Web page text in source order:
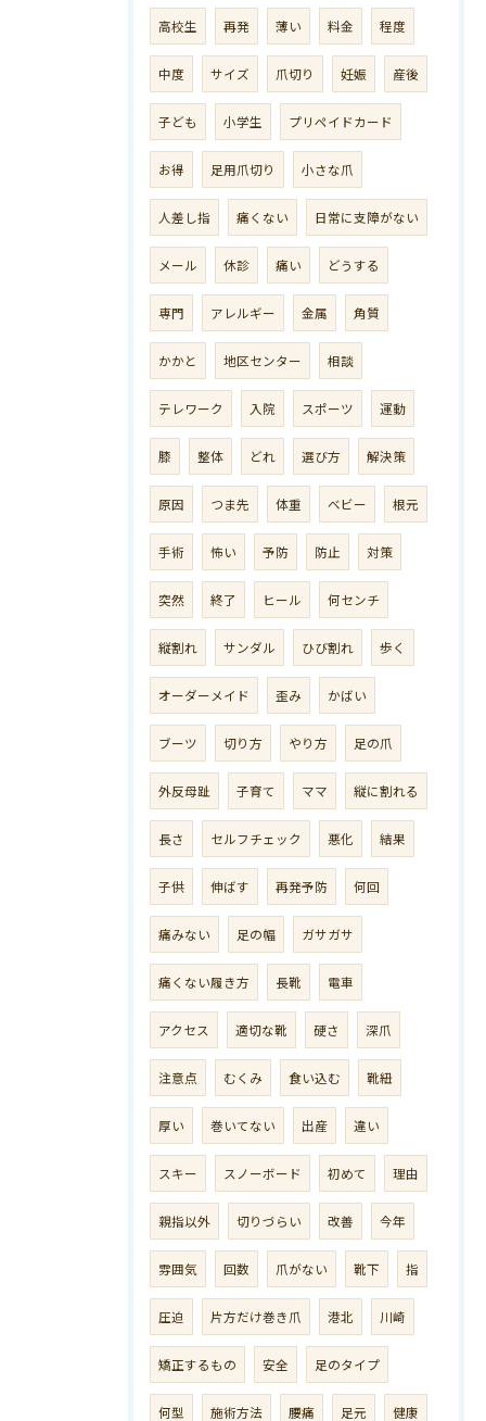
高校生 再発 薄い 料金 程度
中度 サイズ 爪切り 妊娠 産後
子ども 小学生 プリペイドカード
お得 足用爪切り 小さな爪
人差し指 痛くない 日常に支障がない
メール 休診 痛い どうする
専門 アレルギー 金属 角質
かかと 地区センター 相談
テレワーク 入院 スポーツ 運動
膝 整体 どれ 選び方 解決策
原因 つま先 体重 ベビー 根元
手術 怖い 予防 防止 対策
突然 終了 ヒール 何センチ
縦割れ サンダル ひび割れ 歩く
オーダーメイド 歪み かばい
ブーツ 切り方 やり方 足の爪
外反母趾 子育て ママ 縦に割れる
長さ セルフチェック 悪化 結果
子供 伸ばす 再発予防 何回
痛みない 足の幅 ガサガサ
痛くない履き方 長靴 電車
アクセス 適切な靴 硬さ 深爪
注意点 むくみ 食い込む 靴紐
厚い 巻いてない 出産 違い
スキー スノーボード 初めて 理由
親指以外 切りづらい 改善 今年
雰囲気 回数 爪がない 靴下 指
圧迫 片方だけ巻き爪 港北 川崎
矯正するもの 安全 足のタイプ
何型 施術方法 腰痛 足元 健康